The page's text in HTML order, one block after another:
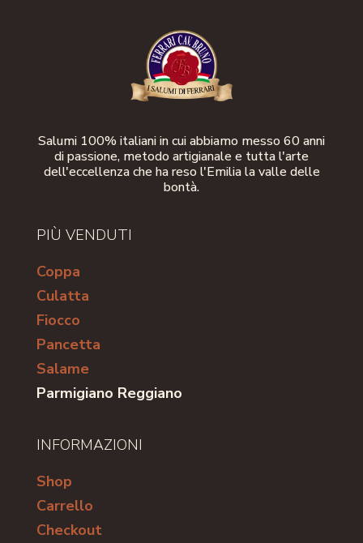
Salumi 100% italiani in cui abbiamo messo 60 anni
di passione, metodo artigianale e tutta l'arte
dell'eccellenza che ha reso l'Emilia la valle delle
bontà.
PIÙ VENDUTI
Coppa
Culatta
Fiocco
Pancetta
Salame
Parmigiano Reggiano
INFORMAZIONI
Shop
Carrello
Checkout